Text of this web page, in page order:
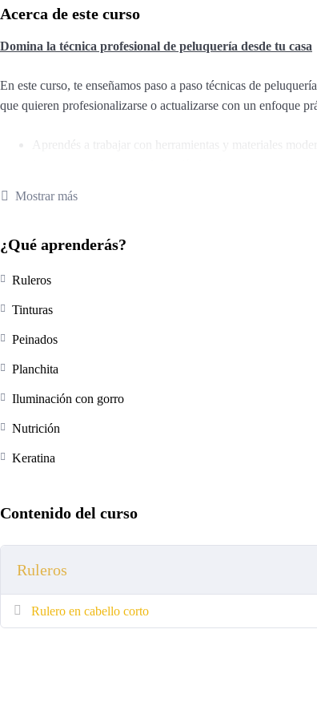
Acerca de este curso
Domina la técnica profesional de peluquería desde tu casa
En este curso, te enseñamos paso a paso técnicas de
que quieren profesionalizarse o actualizarse con un enfoque
Aprendés a trabajar con herramientas y materiales
Mostrar más
¿Qué aprenderás?
Ruleros
Tinturas
Peinados
Planchita
Iluminación con gorro
Nutrición
Keratina
Contenido del curso
Ruleros
Rulero en cabello corto